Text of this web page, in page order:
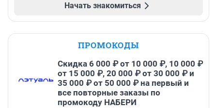
Начать знакомиться
ПРОМОКОДЫ
Скидка 6 000 ₽ от 10 000 ₽, 10 000 ₽
от 15 000 ₽, 20 000 ₽ от 30 000 ₽ и
35 000 ₽ от 50 000 ₽ на первый и
все повторные заказы по
промокоду НАБЕРИ